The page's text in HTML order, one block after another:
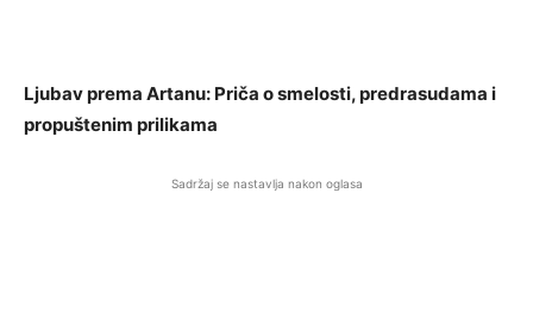
Ljubav prema Artanu: Priča o smelosti, predrasudama i
propuštenim prilikama
Sadržaj se nastavlja nakon oglasa